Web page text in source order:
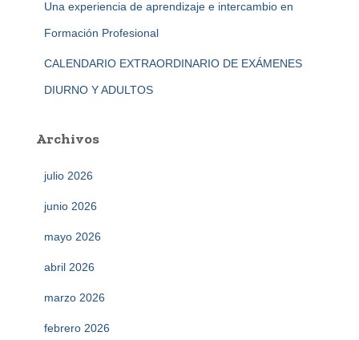
Una experiencia de aprendizaje e intercambio en
Formación Profesional
CALENDARIO EXTRAORDINARIO DE EXÁMENES
DIURNO Y ADULTOS
Archivos
julio 2026
junio 2026
mayo 2026
abril 2026
marzo 2026
febrero 2026